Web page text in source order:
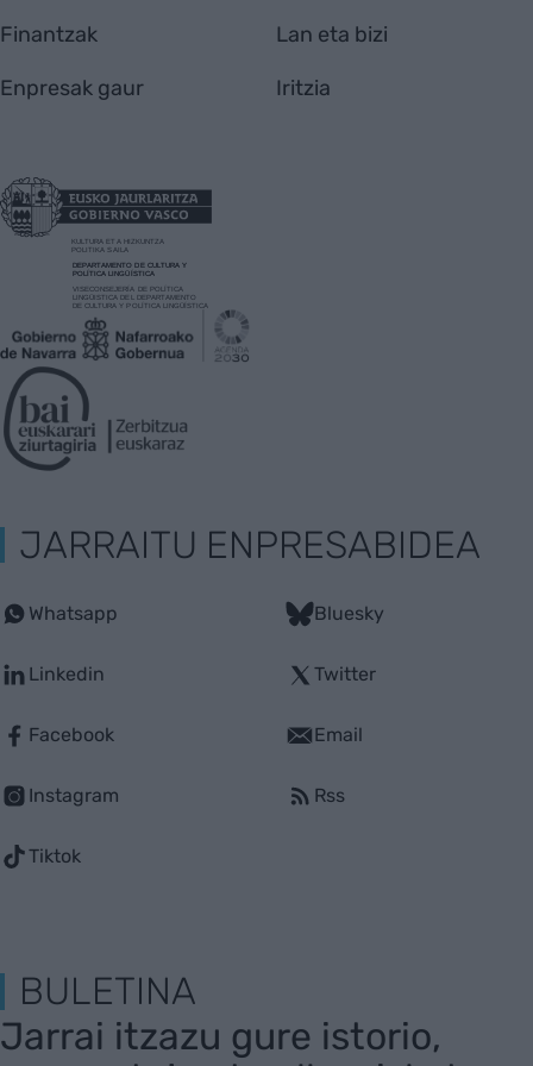
Finantzak
Enpresak gaur
Lan eta bizi
Iritzia
JARRAITU ENPRESABIDEA
Whatsapp
Linkedin
Facebook
Instagram
Tiktok
Bluesky
Twitter
Email
Rss
BULETINA
Jarrai itzazu gure istorio,